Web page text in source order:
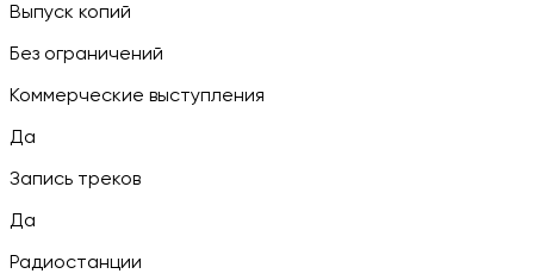
Выпуск копий
Без ограничений
Коммерческие выступления
Да
Запись треков
Да
Радиостанции